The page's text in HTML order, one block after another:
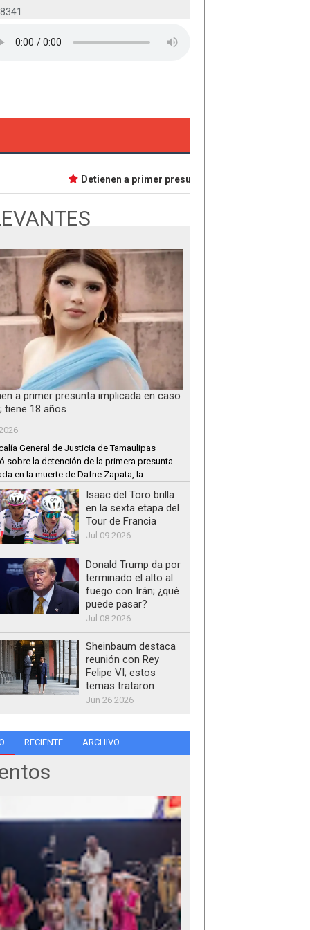
Detienen a primer presunta implicada en caso
a primer presunta implicada en caso
tiene 18 años
General de Justicia de Tamaulipas
sobre la detención de la primera presunta
en la muerte de Dafne Zapata, la...
Isaac del Toro brilla
en la sexta etapa del
Tour de Francia
Jul 09 2026
Donald Trump da por
terminado el alto al
fuego con Irán; ¿qué
puede pasar?
Jul 08 2026
Sheinbaum destaca
reunión con Rey
Felipe VI; estos
temas trataron
Jun 26 2026
RECIENTE ARCHIVO